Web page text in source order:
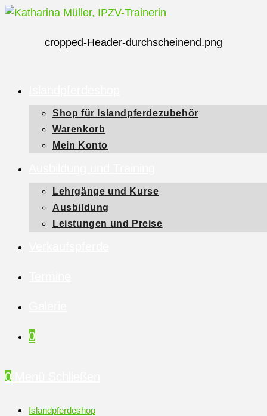
Zum
springencropped-Header-durchscheinend.png
Shop für Islandpferdezubehör
Warenkorb
Mein Konto
Lehrgänge und Kurse
Ausbildung
Leistungen und Preise
0
0
Islandpferdeshop